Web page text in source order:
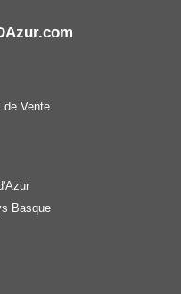
de Vente
Basque